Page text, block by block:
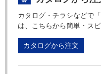
カタログ・チラシなどで
は、こちらから簡単・ス
カタログから注文